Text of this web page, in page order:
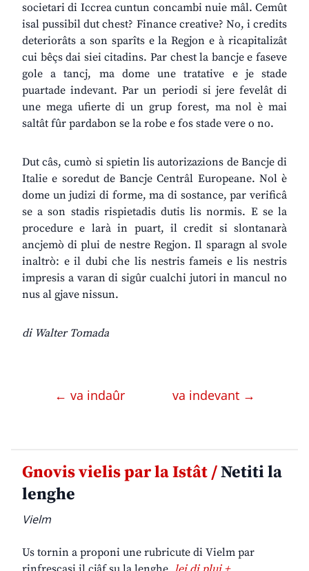
societari di Iccrea cuntun concambi nuie mâl. Cemût
isal pussibil dut chest? Finance creative? No, i credits
deteriorâts a son sparîts e la Regjon e à ricapitalizât
cui bêçs dai siei citadins. Par chest la bancje e faseve
gole a tancj, ma dome une tratative e je stade
puartade indevant. Par un periodi si jere fevelât di
une mega ufierte di un grup forest, ma nol è mai
saltât fûr pardabon se la robe e fos stade vere o no.
Dut câs, cumò si spietin lis autorizazions de Bancje di
Italie e soredut de Bancje Centrâl Europeane. Nol è
dome un judizi di forme, ma di sostance, par verificâ
se a son stadis rispietadis dutis lis normis. E se la
procedure e larà in puart, il credit si slontanarà
ancjemò di plui de nestre Regjon. Il sparagn al svole
inaltrò: e il dubi che lis nestris fameis e lis nestris
impresis a varan di sigûr cualchi jutori in mancul no
nus al gjave nissun.
di Walter Tomada
← va indaûr va indevant →
Gnovis vielis par la Istât /Netiti la
lenghe
Vielm
Us tornin a proponi une rubricute di Vielm par